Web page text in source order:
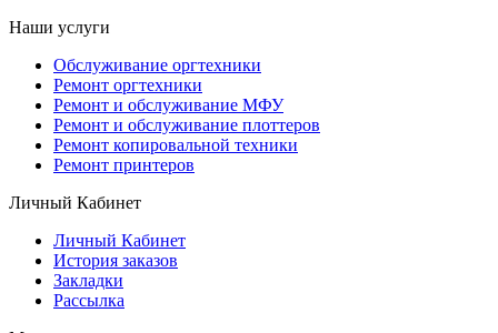
Наши услуги
Обслуживание оргтехники
Ремонт оргтехники
Ремонт и обслуживание МФУ
Ремонт и обслуживание плоттеров
Ремонт копировальной техники
Ремонт принтеров
Личный Кабинет
Личный Кабинет
История заказов
Закладки
Рассылка